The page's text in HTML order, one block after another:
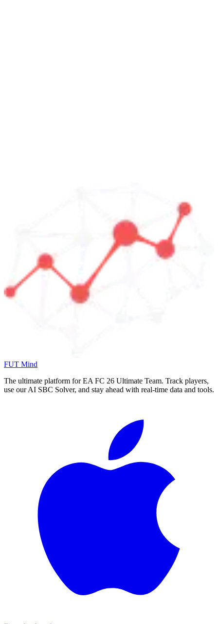
FUT Mind
The ultimate platform for EA FC 26 Ultimate Team. Track players,
use our AI SBC Solver, and stay ahead with real-time data and tools.